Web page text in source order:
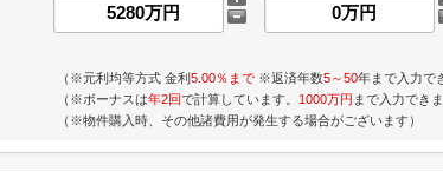
（※元利均等方式 金利5.00％まで ※返済年数5～50年まで入力で
（※ボーナスは年2回で計算しています。 1000万円 まで入力できま
（※物件購入時、その他諸費用が発生する場合がございます）